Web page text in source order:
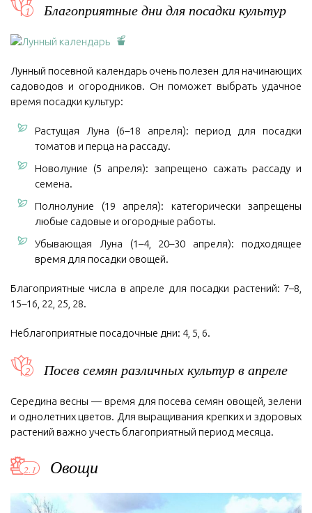
Благоприятные дни для посадки культур
Лунный посевной календарь очень полезен для начинающих
садоводов и огородников. Он поможет выбрать удачное
время посадки культур:
Растущая Луна (6–18 апреля): период для посадки
томатов и перца на рассаду.
Новолуние (5 апреля): запрещено сажать рассаду и
семена.
Полнолуние (19 апреля): категорически запрещены
любые садовые и огородные работы.
Убывающая Луна (1–4, 20–30 апреля): подходящее
время для посадки овощей.
Благоприятные числа в апреле для посадки растений: 7–8,
15–16, 22, 25, 28.
Неблагоприятные посадочные дни: 4, 5, 6.
Посев семян различных культур в апреле
Середина весны — время для посева семян овощей, зелени
и однолетних цветов. Для выращивания крепких и здоровых
растений важно учесть благоприятный период месяца.
Овощи